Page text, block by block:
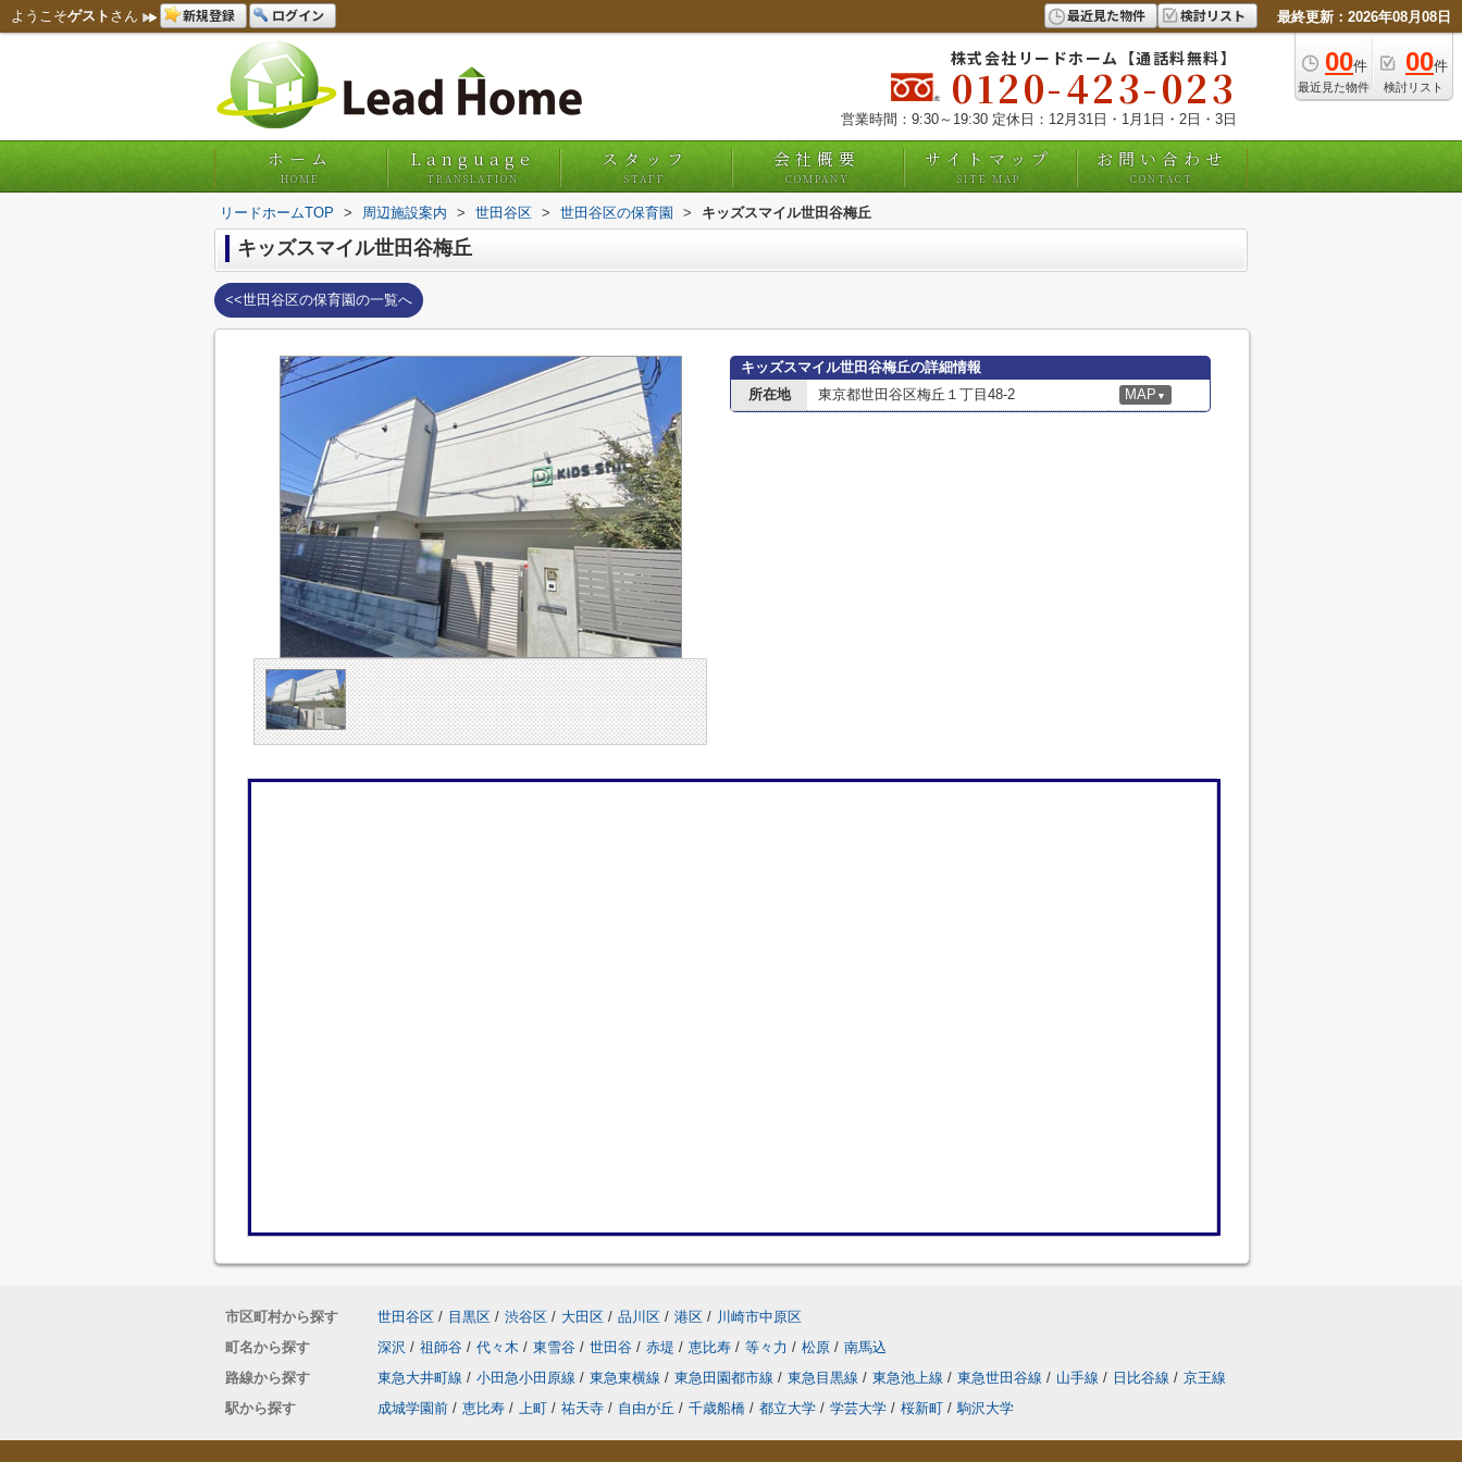
ようこそゲスト さん 新規登録 ログイン 最近見た物件 検討リスト 最終更新：2026年08月08日
00件
最近見た物件
00件
検討リスト
株式会社リードホーム【通話料無料】
0120-423-023
営業時間：9:30～19:30 定休日：12月31日・1月1日・2日・3日
ホーム
HOME
Language
TRANSLATION
スタッフ
STAFF
会社概要
COMPANY
サイトマップ
SITE MAP
お問い合わせ
CONTACT
リードホームTOP > 周辺施設案内 > 世田谷区 > 世田谷区の保育園 > キッズスマイル世田谷梅丘
キッズスマイル世田谷梅丘
<<世田谷区の保育園の一覧へ
キッズスマイル世田谷梅丘の詳細情報
所在地
東京都世田谷区梅丘１丁目48-2 MAP ▼
市区町村から探す 世田谷区 / 目黒区 / 渋谷区 / 大田区 / 品川区 / 港区 / 川崎市中原区
町名から探す
深沢 / 祖師谷 / 代々木 / 東雪谷 / 世田谷 / 赤堤 / 恵比寿 / 等々力 / 松原 / 南馬込
路線から探す
東急大井町線 / 小田急小田原線 / 東急東横線 / 東急田園都市線 / 東急目黒線 / 東急池上線 / 東急世田谷線 / 山手線 / 日比谷線 / 京王線
駅から探す
成城学園前 / 恵比寿 / 上町 / 祐天寺 / 自由が丘 / 千歳船橋 / 都立大学 / 学芸大学 / 桜新町 / 駒沢大学